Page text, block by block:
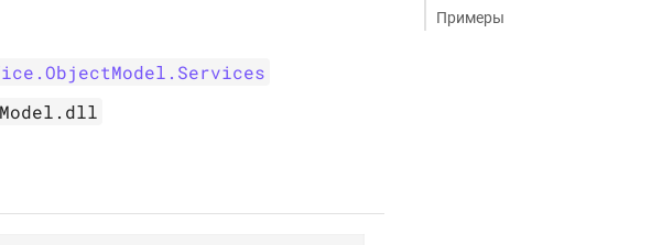
Примеры